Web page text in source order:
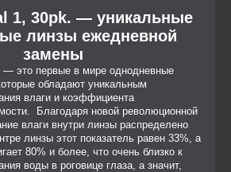
1, 30pk. — уникальные
линзы ежедневной
замены
— это первые в мире однодневные
обладают уникальным
влаги и коэффициента
Благодаря новой революционной
влаги внутри линзы распределено
линзы этот показатель равен 33%, а
80% и более, что очень близко к
воды в роговице глаза, а значит,